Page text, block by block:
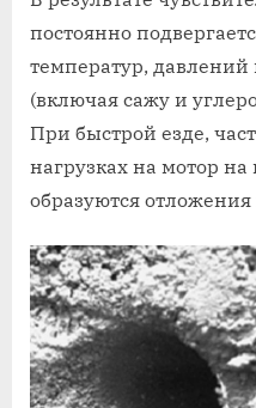
постоянно
температур,
(включая сажу и
При быстрой езде,
нагрузках на мотор на
образуются отложения